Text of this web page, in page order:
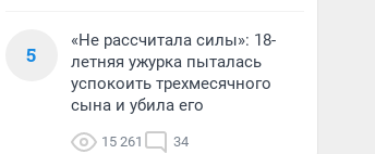
5
«Не рассчитала силы»: 18-
летняя ужурка пыталась
успокоить трехмесячного
сына и убила его
15 261 34